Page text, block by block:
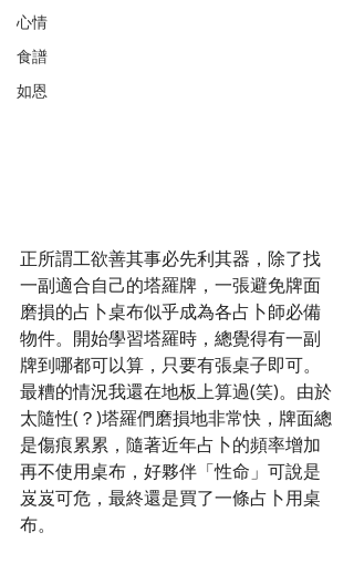
心情
食譜
如恩
正所謂工欲善其事必先利其器，除了找
一副適合自己的塔羅牌，一張避免牌面
磨損的占卜桌布似乎成為各占卜師必備
物件。開始學習塔羅時，總覺得有一副
牌到哪都可以算，只要有張桌子即可。
最糟的情況我還在地板上算過(笑)。由於
太隨性(？)塔羅們磨損地非常快，牌面總
是傷痕累累，隨著近年占卜的頻率增加
再不使用桌布，好夥伴「性命」可說是
岌岌可危，最終還是買了一條占卜用桌
布。